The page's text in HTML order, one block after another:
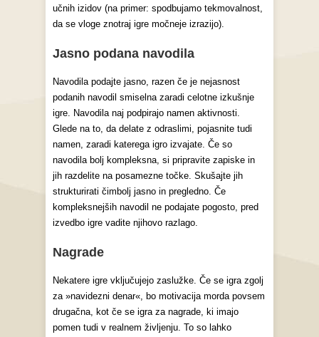
učnih izidov (na primer: spodbujamo tekmovalnost,
da se vloge znotraj igre močneje izrazijo).
Jasno podana navodila
Navodila podajte jasno, razen če je nejasnost
podanih navodil smiselna zaradi celotne izkušnje
igre. Navodila naj podpirajo namen aktivnosti.
Glede na to, da delate z odraslimi, pojasnite tudi
namen, zaradi katerega igro izvajate. Če so
navodila bolj kompleksna, si pripravite zapiske in
jih razdelite na posamezne točke. Skušajte jih
strukturirati čimbolj jasno in pregledno. Če
kompleksnejših navodil ne podajate pogosto, pred
izvedbo igre vadite njihovo razlago.
Nagrade
Nekatere igre vključujejo zaslužke. Če se igra zgolj
za »navidezni denar«, bo motivacija morda povsem
drugačna, kot če se igra za nagrade, ki imajo
pomen tudi v realnem življenju. To so lahko